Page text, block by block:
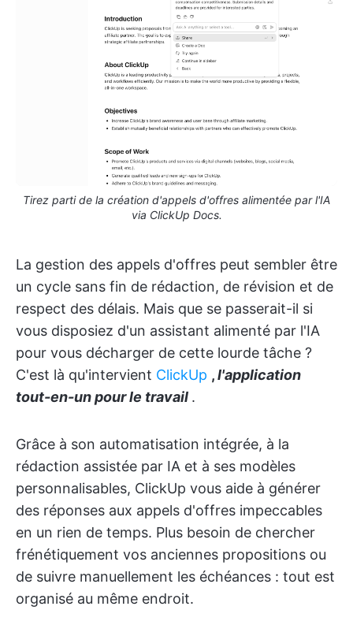
Tirez parti de la création d'appels d'offres alimentée par l'IA
via ClickUp Docs.
La gestion des appels d'offres peut sembler être
un cycle sans fin de rédaction, de révision et de
respect des délais. Mais que se passerait-il si
vous disposiez d'un assistant alimenté par l'IA
pour vous décharger de cette lourde tâche ?
C'est là qu'intervient ClickUp ,l'application
tout-en-un pour le travail .
Grâce à son automatisation intégrée, à la
rédaction assistée par IA et à ses modèles
personnalisables, ClickUp vous aide à générer
des réponses aux appels d'offres impeccables
en un rien de temps. Plus besoin de chercher
frénétiquement vos anciennes propositions ou
de suivre manuellement les échéances : tout est
organisé au même endroit.